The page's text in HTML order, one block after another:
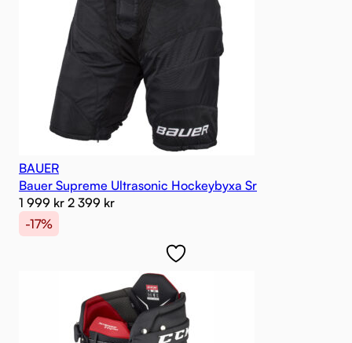
BAUER
Bauer Supreme Ultrasonic Hockeybyxa Sr
1 999 kr 2 399 kr
-17%